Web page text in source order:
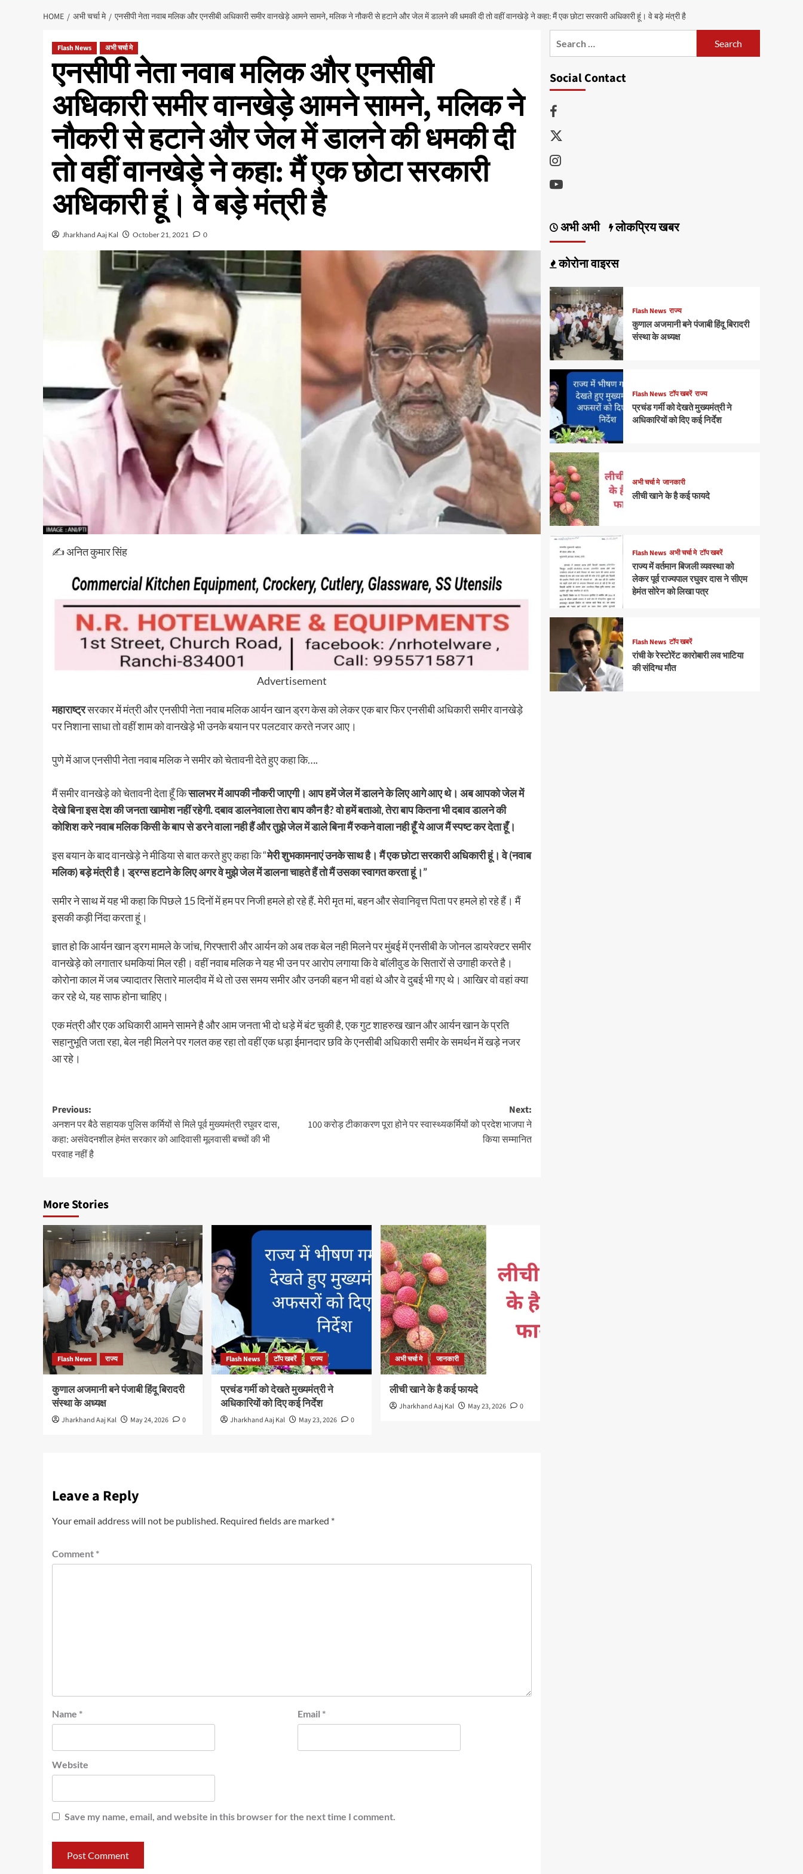
HOME अभी चर्चा मे एनसीपी नेता नवाब मलिक और एनसीबी अधिकारी समीर वानखेड़े आमने सामने, मलिक ने नौकरी से हटाने और जेल में डालने की धमकी दी तो वहीं वानखेड़े ने कहा: मैं एक छोटा सरकारी अधिकारी हूं। वे बड़े मंत्री है
Flash News अभी चर्चा मे
एनसीपी नेता नवाब मलिक और एनसीबी
अधिकारी समीर वानखेड़े आमने सामने, मलिक ने
नौकरी से हटाने और जेल में डालने की धमकी दी
तो वहीं वानखेड़े ने कहा: मैं एक छोटा सरकारी
अधिकारी हूं। वे बड़े मंत्री है
Jharkhand Aaj Kal October 21, 2021 0
✍️ अनित कुमार सिंह
Advertisement
महाराष्ट्रसरकार में मंत्री और एनसीपी नेता नवाब मलिक आर्यन खान ड्रग केस को लेकर एक बार फिर एनसीबी अधिकारी समीर वानखेड़े
पर निशाना साधा तो वहीं शाम को वानखेड़े भी उनके बयान पर पलटवार करते नजर आए।
पुणे में आज एनसीपी नेता नवाब मलिक ने समीर को चेतावनी देते हुए कहा कि….
मैं समीर वानखेड़े को चेतावनी देता हूँ किसालभर में आपकी नौकरी जाएगी। आप हमें जेल में डालने के लिए आगे आए थे। अब आपको जेल में
देखे बिना इस देश की जनता खामोश नहीं रहेगी. दबाव डालनेवाला तेरा बाप कौन है? वो हमें बताओ, तेरा बाप कितना भी दबाव डालने की
कोशिश करे नवाब मलिक किसी के बाप से डरने वाला नही हैं और तुझे जेल में डाले बिना मैं रुकने वाला नही हूँ ये आज मैं स्पष्ट कर देता हूँ।
इस बयान के बाद वानखेड़े ने मीडिया से बात करते हुए कहा कि “मेरी शुभकामनाएं उनके साथ है। मैं एक छोटा सरकारी अधिकारी हूं। वे (नवाब
मलिक) बड़े मंत्री है। ड्रग्स हटाने के लिए अगर वे मुझे जेल में डालना चाहते हैं तो मैं उसका स्वागत करता हूं।”
समीर ने साथ में यह भी कहा कि पिछले 15 दिनों में हम पर निजी हमले हो रहे हैं. मेरी मृत मां, बहन और सेवानिवृत्त पिता पर हमले हो रहे हैं। मैं
इसकी कड़ी निंदा करता हूं।
ज्ञात हो कि आर्यन खान ड्रग मामले के जांच, गिरफ्तारी और आर्यन को अब तक बेल नही मिलने पर मुंबई में एनसीबी के जोनल डायरेक्टर समीर
वानखेड़े को लगातार धमकियां मिल रही। वहीं नवाब मलिक ने यह भी उन पर आरोप लगाया कि वे बॉलीवुड के सितारों से उगाही करते है।
कोरोना काल में जब ज्यादातर सितारे मालदीव में थे तो उस समय समीर और उनकी बहन भी वहां थे और वे दुबई भी गए थे। आखिर वो वहां क्या
कर रहे थे, यह साफ होना चाहिए।
एक मंत्री और एक अधिकारी आमने सामने है और आम जनता भी दो धड़े में बंट चुकी है, एक गुट शाहरुख खान और आर्यन खान के प्रति
सहानुभूति जता रहा, बेल नही मिलने पर गलत कह रहा तो वहीं एक धड़ा ईमानदार छवि के एनसीबी अधिकारी समीर के समर्थन में खड़े नजर
आ रहे।
Post
navigation
Previous:
अनशन पर बैठे सहायक पुलिस कर्मियों से मिले पूर्व मुख्यमंत्री रघुवर दास,
कहा: असंवेदनशील हेमंत सरकार को आदिवासी मूलवासी बच्चों की भी
परवाह नहीं है
Next:
100 करोड़ टीकाकरण पूरा होने पर स्वास्थ्यकर्मियों को प्रदेश भाजपा ने
किया सम्मानित
More Stories
Flash News राज्य
कुणाल अजमानी बने पंजाबी हिंदू बिरादरी
संस्था के अध्यक्ष
Jharkhand Aaj Kal May 24, 2026 0
Flash News टॉप खबरें राज्य
प्रचंड गर्मी को देखते मुख्यमंत्री ने
अधिकारियों को दिए कई निर्देश
Jharkhand Aaj Kal May 23, 2026 0
अभी चर्चा मे जानकारी
लीची खाने के है कई फायदे
Jharkhand Aaj Kal May 23, 2026 0
Leave a Reply
Your email address will not be published. Required fields are marked *
Comment *
Name * Email *
Website
Save my name, email, and website in this browser for the next time I comment.
Social Contact
Facebook
Twitter
Instagram
Youtube
अभी अभी लोकप्रिय खबर
कोरोना वाइरस
Flash News राज्य
कुणाल अजमानी बने पंजाबी हिंदू बिरादरी
संस्था के अध्यक्ष
Flash News टॉप खबरें राज्य
प्रचंड गर्मी को देखते मुख्यमंत्री ने
अधिकारियों को दिए कई निर्देश
अभी चर्चा मे जानकारी
लीची खाने के है कई फायदे
Flash News अभी चर्चा मे टॉप खबरें
राज्य में वर्तमान बिजली व्यवस्था को
लेकर पूर्व राज्यपाल रघुवर दास ने सीएम
हेमंत सोरेन को लिखा पत्र
Flash News टॉप खबरें
रांची के रेस्टोरेंट कारोबारी लव भाटिया
की संदिग्ध मौत